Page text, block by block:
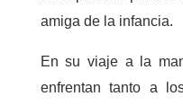
amiga de la infancia.
En su viaje a la
enfrentan tanto a